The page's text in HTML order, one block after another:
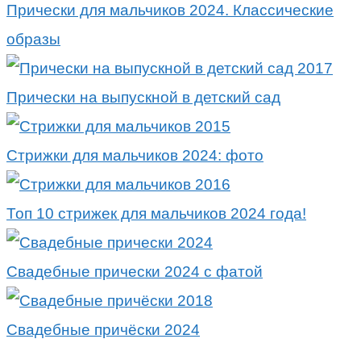
Прически для мальчиков 2024. Классические
образы
Прически на выпускной в детский сад
Стрижки для мальчиков 2024: фото
Топ 10 стрижек для мальчиков 2024 года!
Свадебные прически 2024 с фатой
Свадебные причёски 2024